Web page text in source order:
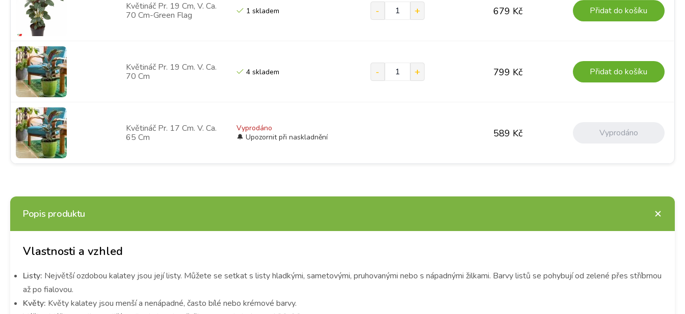
Květináč Pr. 19 Cm, V. Ca.
70 Cm-Green Flag
1 skladem 679 Kč Přidat do košíku
Květináč Pr. 19 Cm. V. Ca.
70 Cm
4 skladem 799 Kč Přidat do košíku
Květináč Pr. 17 Cm. V. Ca.
65 Cm
Vyprodáno 589 Kč Vyprodáno
Popis produktu
Vlastnosti a vzhled
Listy: Největší ozdobou kalatey jsou její listy. Můžete se setkat s listy hladkými, sametovými, pruhovanými nebo s nápadnými žilkami. Barvy listů se pohybují od zelené přes stříbrnou
až po fialovou.
Květy: Květy kalatey jsou menší a nenápadné, často bílé nebo krémové barvy.